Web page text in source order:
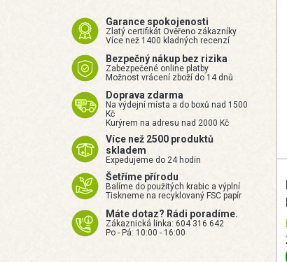
Garance spokojenosti
Zlatý certifikát Ověřeno zákazníky
Více než 1400 kladných recenzí
Bezpečný nákup bez rizika
Zabezpečené online platby
Možnost vrácení zboží do 14 dnů
Doprava zdarma
Na výdejní místa a do boxů nad 1500
Kč
Kurýrem na adresu nad 2000 Kč
Více než 2500 produktů
skladem
Expedujeme do 24 hodin
Šetříme přírodu
Balíme do použitých krabic a výplní
Tiskneme na recyklovaný FSC papír
Máte dotaz? Rádi poradíme.
Zákaznická linka: 604 316 642
Po - Pá: 10:00 - 16:00